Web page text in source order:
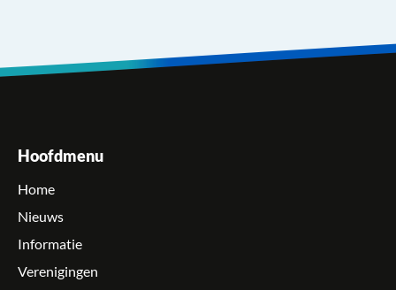
Hoofdmenu
Home
Nieuws
Informatie
Verenigingen